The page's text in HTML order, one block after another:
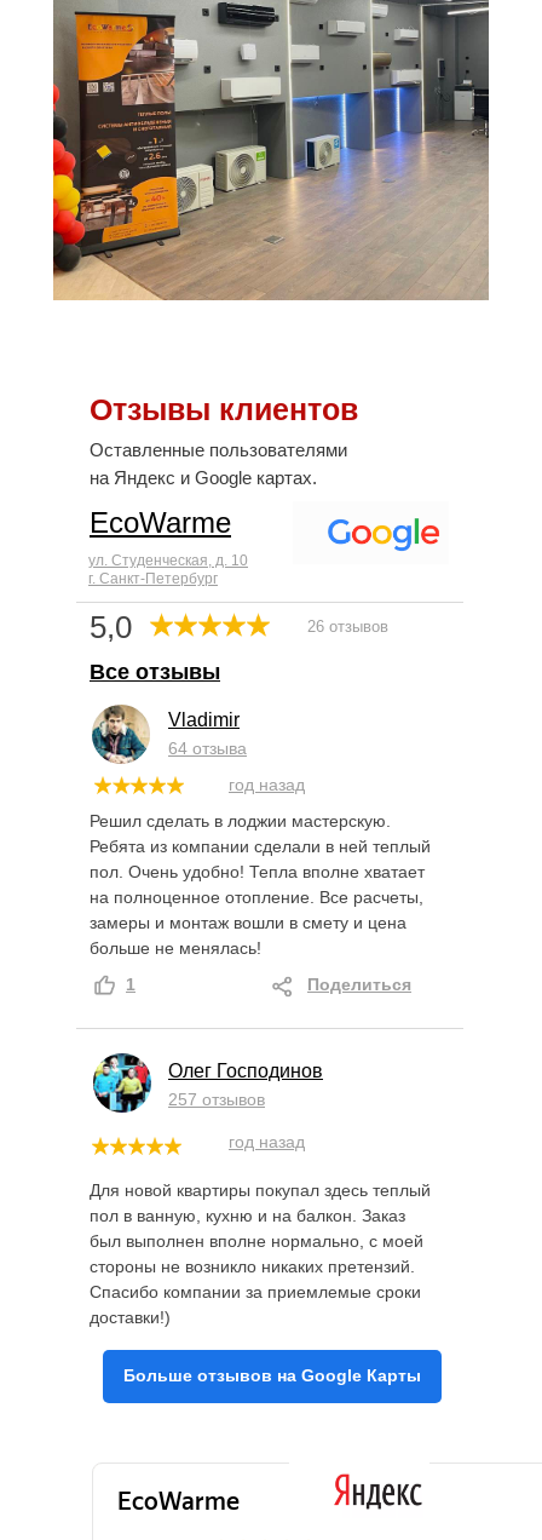
Отзывы клиентов
Оставленные пользователями
на Яндекс и Google картах.
5,0 26 отзывов
ул. Студенческая, д. 10
г. Санкт-Петербург
EcoWarme
год назад
Vladimir
64 отзыва
Все отзывы
Решил сделать в лоджии мастерскую.
Ребята из компании сделали в ней теплый
пол. Очень удобно! Тепла вполне хватает
на полноценное отопление. Все расчеты,
замеры и монтаж вошли в смету и цена
больше не менялась!
1
Поделиться
год назад
Олег Господинов
257 отзывов
Для новой квартиры покупал здесь теплый
пол в ванную, кухню и на балкон. Заказ
был выполнен вполне нормально, с моей
стороны не возникло никаких претензий.
Спасибо компании за приемлемые сроки
доставки!)
Больше отзывов на Google Карты